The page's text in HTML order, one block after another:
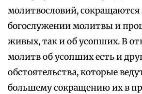
молитвословий, сокращаются
богослужении молитвы и
живых, так и об усопших. В
молитв об усопших есть и
обстоятельства, которые
большему сокращению их в